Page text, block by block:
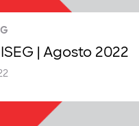
| Agosto 2022